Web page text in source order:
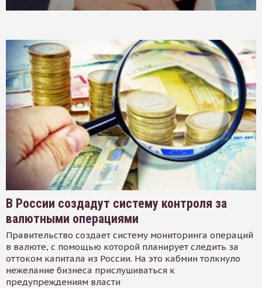
В России создадут систему контроля за
валютными операциями
Правительство создает систему мониторинга операций
в валюте, с помощью которой планирует следить за
оттоком капитала из России. На это кабмин толкнуло
нежелание бизнеса прислушиваться к
предупреждениям власти